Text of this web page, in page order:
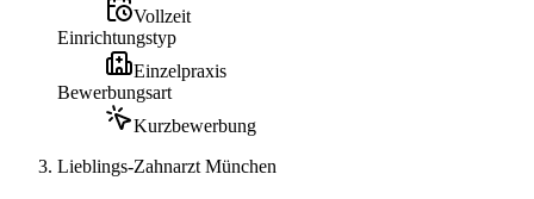
Vollzeit
Einrichtungstyp
Einzelpraxis
Bewerbungsart
Kurzbewerbung
Lieblings-Zahnarzt München